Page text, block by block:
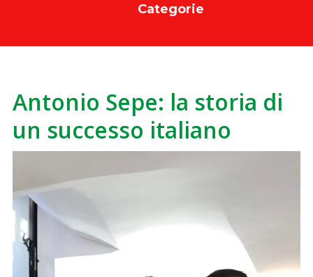
Categorie
Antonio Sepe: la storia di
un successo italiano